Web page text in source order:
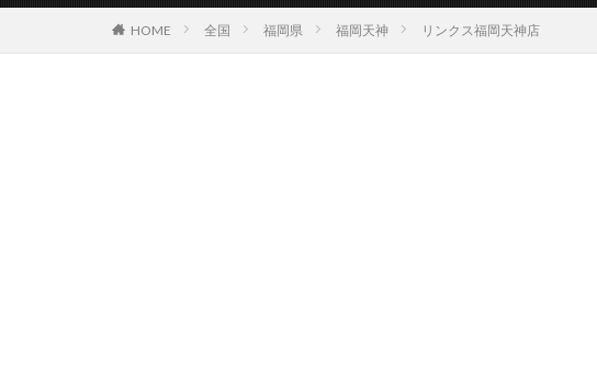
HOME 全国 福岡県 福岡天神 リンクス福岡天神店